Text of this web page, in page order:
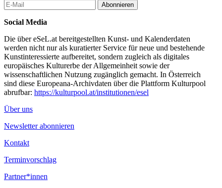
Abonnieren
Social Media
Die über eSeL.at bereitgestellten Kunst- und Kalenderdaten
werden nicht nur als kuratierter Service für neue und bestehende
Kunstinteressierte aufbereitet, sondern zugleich als digitales
europäisches Kulturerbe der Allgemeinheit sowie der
wissenschaftlichen Nutzung zugänglich gemacht. In Österreich
sind diese Europeana-Archivdaten über die Plattform Kulturpool
abrufbar: https://kulturpool.at/institutionen/esel
Über uns
Newsletter abonnieren
Kontakt
Terminvorschlag
Partner*innen